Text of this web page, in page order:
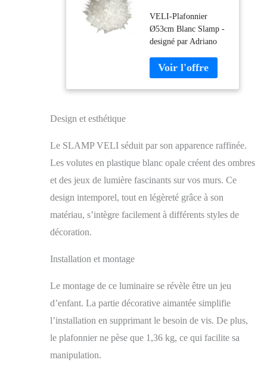
Ø53cm |
Applique Slamp
designé par
Adriano Rachele
VELI-Plafonnier
Ø53cm Blanc Slamp -
designé par Adriano
profondeur 20cm
Métal Blanc 20
Design et esthétique
Le SLAMP VELI séduit par son apparence raffinée.
Les volutes en plastique blanc opale créent des ombres
et des jeux de lumière fascinants sur vos murs. Ce
design intemporel, tout en légèreté grâce à son
matériau, s’intègre facilement à différents styles de
décoration.
Installation et montage
Le montage de ce luminaire se révèle être un jeu
d’enfant. La partie décorative aimantée simplifie
l’installation en supprimant le besoin de vis. De plus,
le plafonnier ne pèse que 1,36 kg, ce qui facilite sa
manipulation.